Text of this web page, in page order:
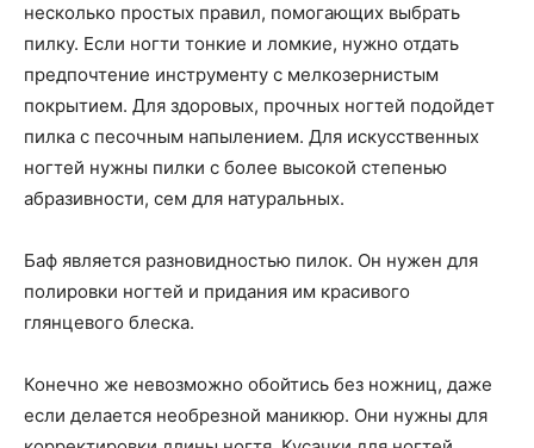
несколько простых правил, помогающих выбрать
пилку. Если ногти тонкие и ломкие, нужно отдать
предпочтение инструменту с мелкозернистым
покрытием. Для здоровых, прочных ногтей подойдет
пилка с песочным напылением. Для искусственных
ногтей нужны пилки с более высокой степенью
абразивности, сем для натуральных.
Баф является разновидностью пилок. Он нужен для
полировки ногтей и придания им красивого
глянцевого блеска.
Конечно же невозможно обойтись без ножниц, даже
если делается необрезной маникюр. Они нужны для